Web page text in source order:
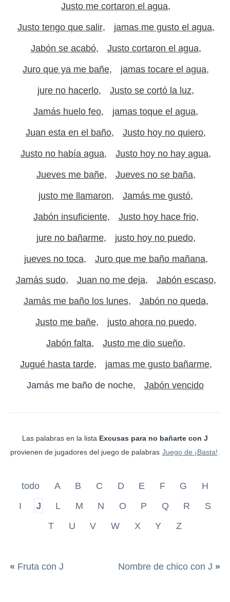
Justo me cortaron el agua
Justo tengo que salir jamas me gusto el agua
Jabón se acabó Justo cortaron el agua
Juro que ya me bañe jamas tocare el agua
jure no hacerlo Justo se cortó la luz
Jamás huelo feo jamas toque el agua
Juan esta en el baño Justo hoy no quiero
Justo no había agua Justo hoy no hay agua
Jueves me bañe Jueves no se baña
justo me llamaron Jamás me gustó
Jabón insuficiente Justo hoy hace frio
jure no bañarme justo hoy no puedo
jueves no toca Juro que me baño mañana
Jamás sudo Juan no me deja Jabón escaso
Jamás me baño los lunes Jabón no queda
Justo me bañe justo ahora no puedo
Jabón falta Justo me dio sueño
Jugué hasta tarde jamas me gusto bañarme
Jamás me baño de noche Jabón vencido
Las palabras en la lista Excusas para no bañarte con J
provienen de jugadores del juego de palabras Juego de ¡Basta!
todo A B C D E F G
H
I
J L M N O P Q R
S
T
U V W X Y Z
« Fruta con J Nombre de chico con J »